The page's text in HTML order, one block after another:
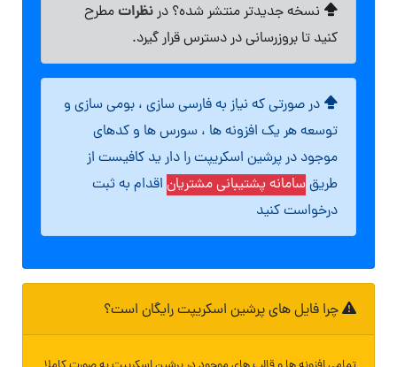
نسخه جدیدتر منتشر شده؟ درنظراتمطرح
کنید تا بروزرسانی در دسترس قرار گیرد.
در صورتی که نیاز به فارسی سازی ، بومی سازی و
توسعه هر یک افزونه ها ، سورس ها و کدهای
موجود در پرشین اسکریپت را دار ید کافیست از
طریقسامانه پشتیبانی مشتریان اقدام به ثبت
درخواست کنید
چرا فایل های پرشین اسکریپت رایگان است؟